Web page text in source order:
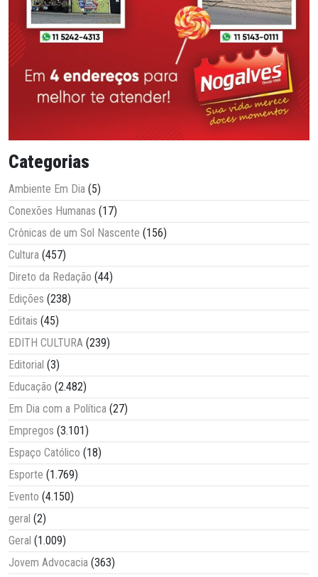
Categorias
Ambiente Em Dia (5)
Conexões Humanas (17)
Crônicas de um Sol Nascente (156)
Cultura (457)
Direto da Redação (44)
Edições (238)
Editais (45)
EDITH CULTURA (239)
Editorial (3)
Educação (2.482)
Em Dia com a Política (27)
Empregos (3.101)
Espaço Católico (18)
Esporte (1.769)
Evento (4.150)
geral (2)
Geral (1.009)
Jovem Advocacia (363)